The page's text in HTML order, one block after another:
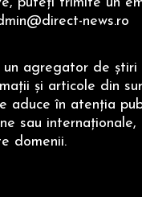
puteţi trimite un
news.ro
un agregator de ştiri
şi articole din
aduce în atenţia
sau internaţionale,
domenii.